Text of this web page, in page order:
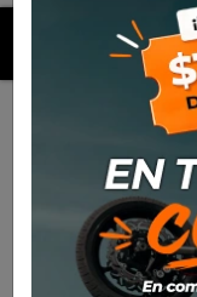
MENU
Productos
Att455R Remora